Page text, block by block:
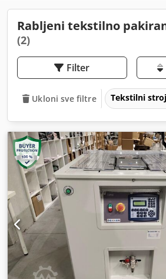
Rabljeni tekstilno
(2)
Filter
Ukloni sve filtre Tekstilni